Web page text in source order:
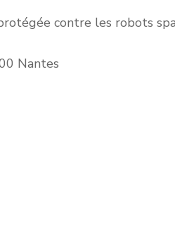
contre les robots
Nantes